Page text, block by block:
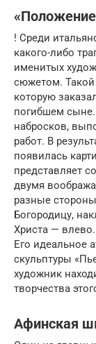
«Положение
! Среди
какого-либо
именитых
сюжетом. Такой
которую
погибшем
набросков,
работ. В
появилась
представляет
двумя
разные
Богородицу,
Христа —
Его идеальное
скульптуры
художник
творчества
Афинская